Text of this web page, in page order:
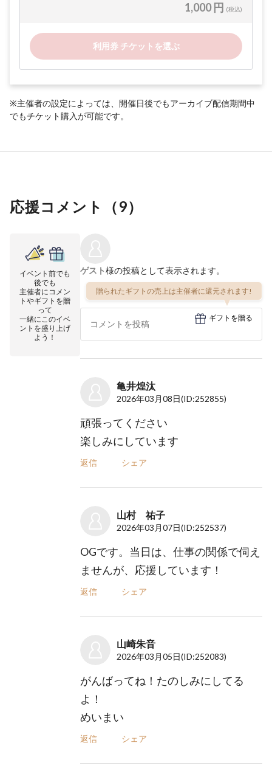
1,000 円 (税込)
利用券 チケットを選ぶ
※主催者の設定によっては、開催日後でもアーカイブ配信期間中
でもチケット購入が可能です。
応援コメント（9）
イベント前でも
後でも
主催者にコメン
トやギフトを贈
って
一緒にこのイベ
ントを盛り上げ
よう！
ゲスト様の投稿として表示されます。
贈られたギフトの売上は主催者に還元されます!
ギフトを贈る
亀井煌汰
2026年03月08日(ID:252855)
頑張ってください
楽しみにしています
返信 シェア
山村 祐子
2026年03月07日(ID:252537)
OGです。当日は、仕事の関係で伺え
ませんが、応援しています！
返信 シェア
山崎朱音
2026年03月05日(ID:252083)
がんばってね！たのしみにしてる
よ！
めいまい
返信 シェア